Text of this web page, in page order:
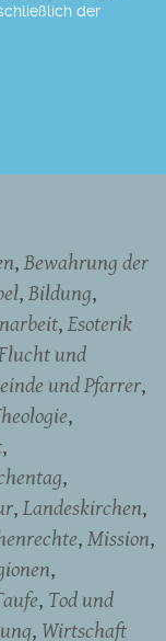
der
Bewahrung der
Bildung
Esoterik
und
und Pfarrer
Landeskirchen
Mission
Tod und
Wirtschaft